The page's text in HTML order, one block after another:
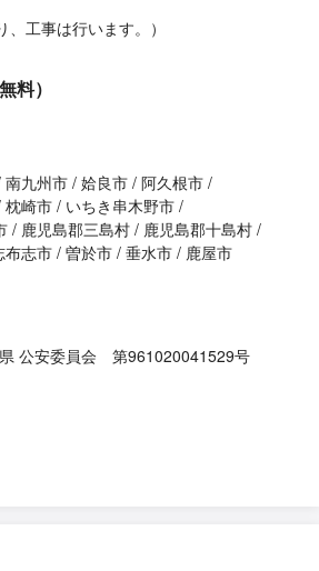
工事は行います。）
料）
南九州市 姶良市 阿久根市
枕崎市
いちき串木野市
鹿児島郡三島村
鹿児島郡十島村
布志市 曽於市 垂水市 鹿屋市
公安委員会 第961020041529号